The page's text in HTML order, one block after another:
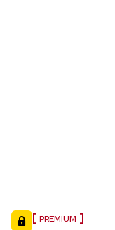
PREMIUM